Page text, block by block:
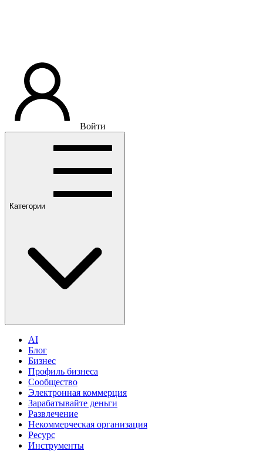
Войти
Категории
AI
Блог
Бизнес
Профиль бизнеса
Сообщество
Электронная коммерция
Зарабатывайте деньги
Развлечение
Некоммерческая организация
Pесурс
Инструменты